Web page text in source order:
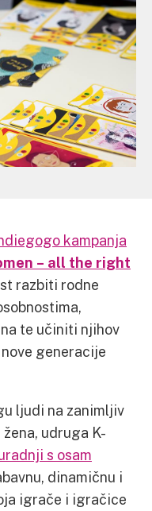
kampanja
– all the right
razbiti rodne
te učiniti njihov
generacije
ljudi na zanimljiv
udruga K-
s osam
dinamičnu i
igrače i igračice